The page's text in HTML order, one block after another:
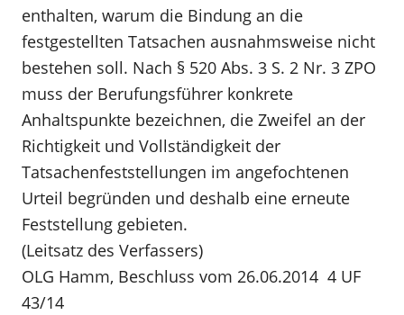
enthalten, warum die Bindung an die
festgestellten Tatsachen ausnahmsweise nicht
bestehen soll. Nach § 520 Abs. 3 S. 2 Nr. 3 ZPO
muss der Berufungsführer konkrete
Anhaltspunkte bezeichnen, die Zweifel an der
Richtigkeit und Vollständigkeit der
Tatsachenfeststellungen im angefochtenen
Urteil begründen und deshalb eine erneute
Feststellung gebieten.
(Leitsatz des Verfassers)
OLG Hamm, Beschluss vom 26.06.2014  4 UF
43/14